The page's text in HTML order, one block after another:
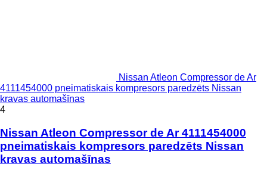
Nissan Atleon Compressor de Ar
4111454000 pneimatiskais kompresors paredzēts Nissan
kravas automašīnas
4
Nissan Atleon Compressor de Ar 4111454000
pneimatiskais kompresors paredzēts Nissan
kravas automašīnas